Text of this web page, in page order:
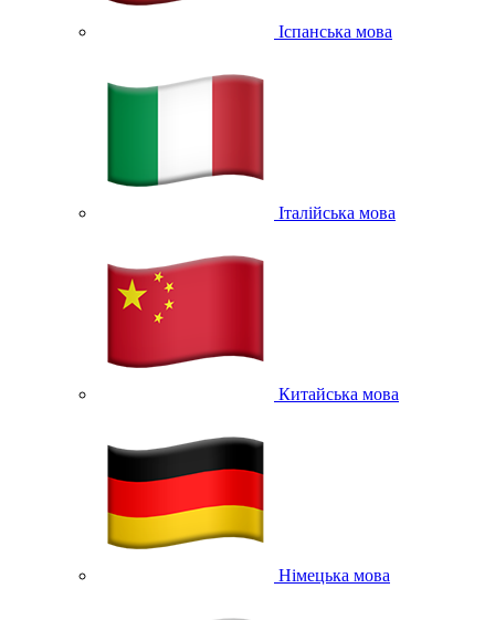
Іспанська мова
Італійська мова
Китайська мова
Німецька мова